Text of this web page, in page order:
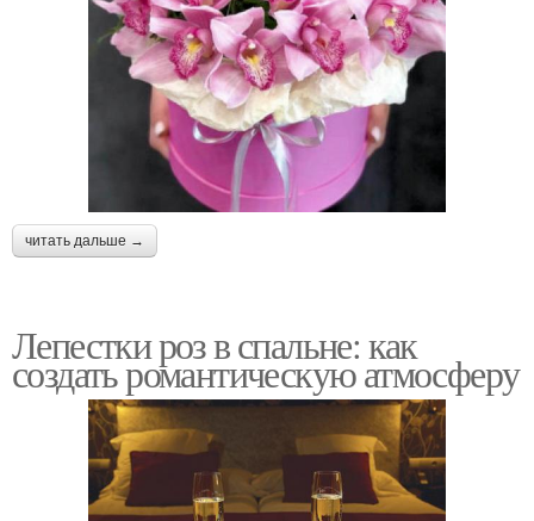
читать дальше →
Лепестки роз в спальне: как
создать романтическую атмосферу